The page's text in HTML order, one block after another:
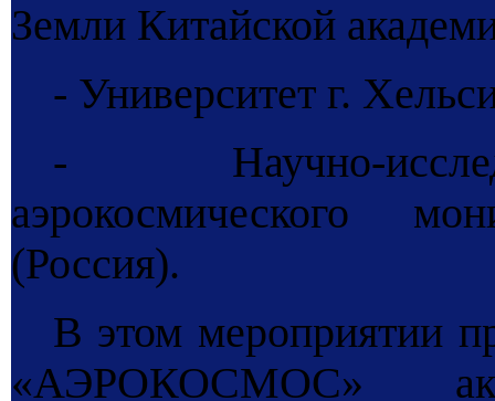
Земли Китайской
- Университет г.
- Научно-
аэрокосмического
(Россия).
В этом мероприятии
«АЭРОКОСМОС»